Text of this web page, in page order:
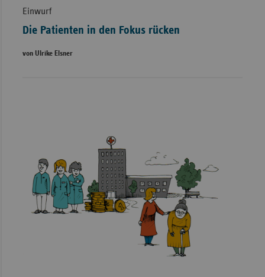
Einwurf
Die Patienten in den Fokus rücken
von Ulrike Elsner